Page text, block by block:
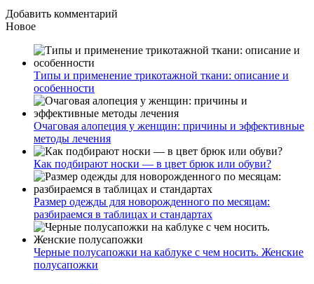
Добавить комментарий
Новое
Типы и применение трикотажной ткани: описание и
особенности
Очаговая алопеция у женщин: причины и эффективные
методы лечения
Как подбирают носки — в цвет брюк или обуви?
Размер одежды для новорожденного по месяцам:
разбираемся в таблицах и стандартах
Черные полусапожки на каблуке с чем носить. Женские
полусапожки